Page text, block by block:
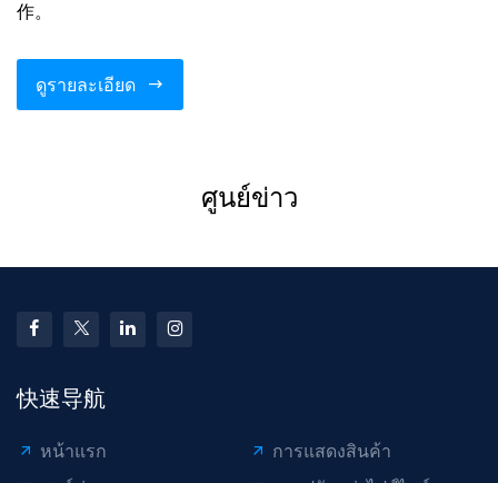
作。
ดูรายละเอียด
ศูนย์ข่าว
快速导航
หน้าแรก
การแสดงสินค้า